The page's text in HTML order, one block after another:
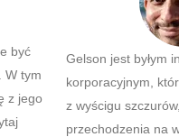
być
W tym
z jego
Gelson jest byłym
korporacyjnym,
z wyścigu
przechodzenia na